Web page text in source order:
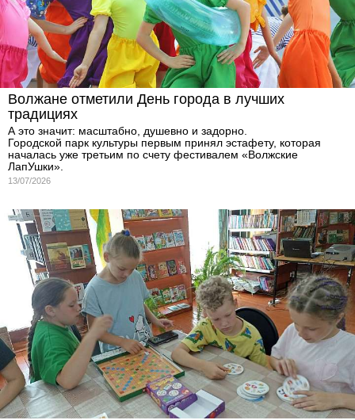
Волжане отметили День города в лучших
традициях
А это значит: масштабно, душевно и задорно.
Городской парк культуры первым принял эстафету, которая
началась уже третьим по счету фестивалем «Волжские
ЛапУшки».
13/07/2026